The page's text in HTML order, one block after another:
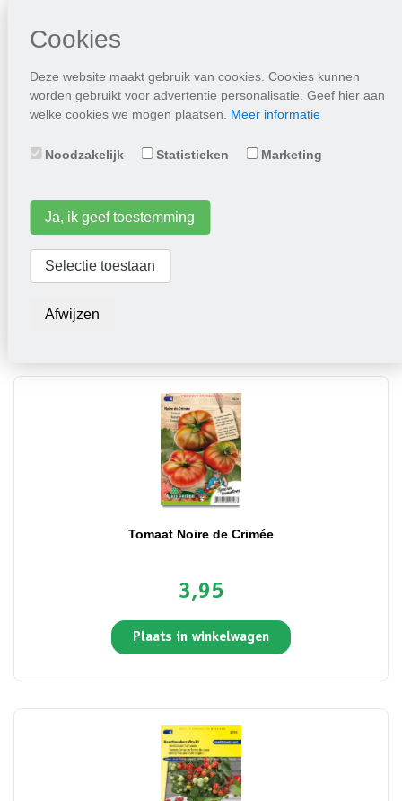
Cookies
Deze website maakt gebruik van cookies. Cookies kunnen
worden gebruikt voor advertentie personalisatie. Geef hier aan
welke cookies we mogen plaatsen. Meer informatie
Noodzakelijk Statistieken Marketing
Ja, ik geef toestemming
Selectie toestaan
Afwijzen
Tomaat Oxheart
Tomaat Noire de Crimée
3,95
Plaats in winkelwagen